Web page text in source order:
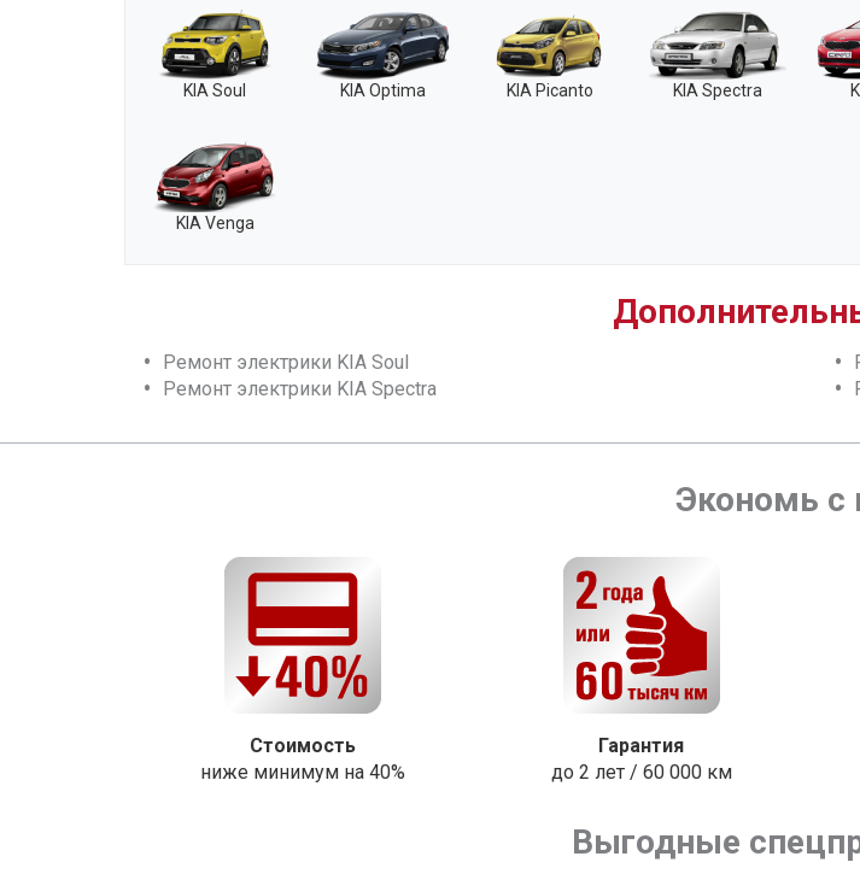
KIA Soul KIA Optima KIA Picanto KIA Spectra
KIA Venga
Ремонт электрики KIA Soul
Ремонт электрики KIA Spectra
Экономь с
Стоимость
ниже минимум на 40%
Гарантия
до 2 лет / 60 000 км
Выгодные